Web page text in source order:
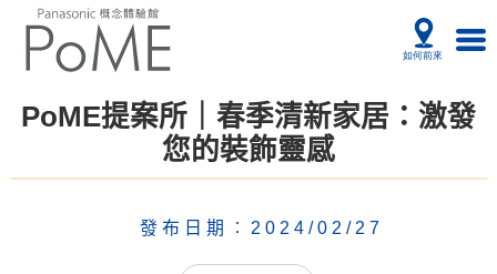
PoME提案所｜春季清新家居：激發
您的裝飾靈感
發布日期︰2024/02/27